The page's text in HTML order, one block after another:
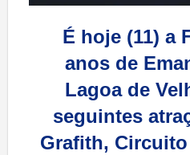
É hoje (11) a
anos de
Lagoa de
seguintes
Grafith,